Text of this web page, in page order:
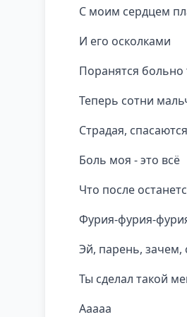
С моим сердцем
И его осколками
Поранятся больно
Теперь сотни
Страдая,
Боль моя - это всё
Что после
Фурия-фурия-
Эй, парень, зачем,
Ты сделал такой
Ааааа